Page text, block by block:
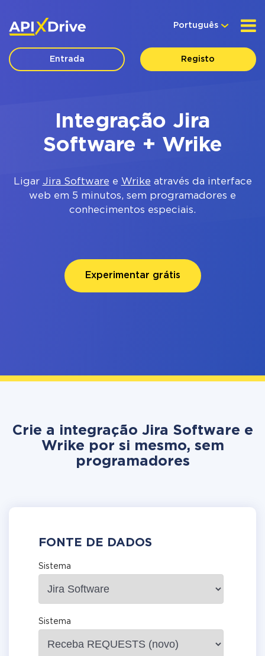
Português
Entrada Registo
Integração Jira
Software + Wrike
Ligar Jira Software e Wrike através da interface
web em 5 minutos, sem programadores e
conhecimentos especiais.
Experimentar grátis
Crie a integração Jira Software e
Wrike por si mesmo, sem
programadores
FONTE DE DADOS
Sistema
Sistema